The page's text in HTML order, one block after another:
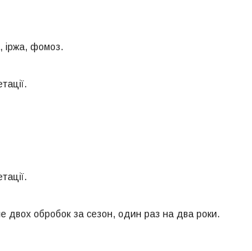
іржа, фомоз.
двох обробок за сезон, один раз на два роки.